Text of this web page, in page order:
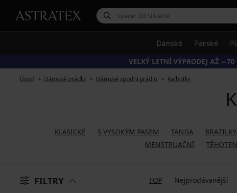
Dámské Pánské
VELKÝ LETNÍ VÝPRODEJ AŽ −70
Úvod Dámské prádlo Dámské spodní prádlo Kalhotky
KLASICKÉ S VYSOKÝM PASEM TANGA BRAZILKY
MENSTRUAČNÍ
FILTRY TOP Nejprodávanější